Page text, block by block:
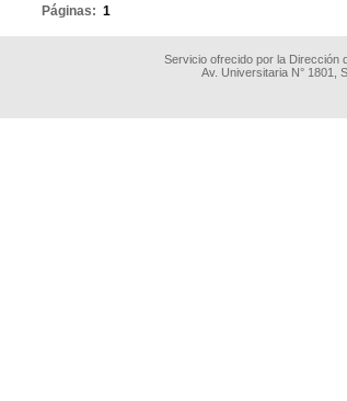
Páginas: 1
Servicio ofrecido por la Dirección
Av. Universitaria N° 1801,